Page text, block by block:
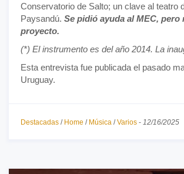
Conservatorio de Salto; un clave al teatro
Paysandú. Se pidió ayuda al MEC,
proyecto.
(*) El instrumento es del año 2014. La
Esta entrevista fue publicada el pasado
Uruguay.
Destacadas / Home / Música /Varios - 12/16/2025